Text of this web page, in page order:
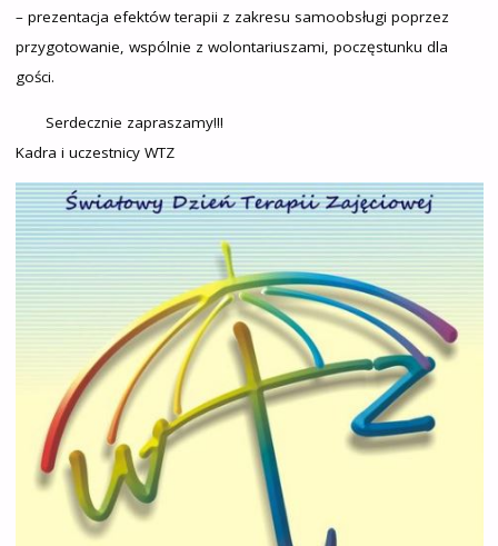
– prezentacja efektów terapii z zakresu samoobsługi poprzez
przygotowanie, wspólnie z wolontariuszami, poczęstunku dla
gości.
Serdecznie zapraszamy!!!
Kadra i uczestnicy WTZ